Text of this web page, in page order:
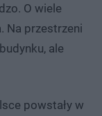
O wiele
Na przestrzeni
ale
powstały w